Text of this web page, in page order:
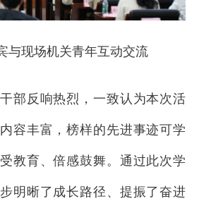
与现场机关青年互动交流
反响热烈，一致认为本次活
容丰富，榜样的先进事迹可学
教育、倍感鼓舞。通过此次学
明晰了成长路径、提振了奋进